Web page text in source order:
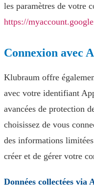
les paramètres de votre
https://
Connexion avec
Klubraum offre
avec votre identifiant
avancées de protection
choisissez de vous
des informations
créer et de gérer votre
Données collectées via